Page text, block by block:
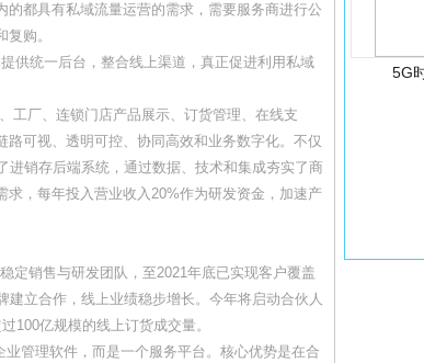
都具有私域流量运营的需求，需要服务商进行公
购。
统一后台，整合线上渠道，真正促进利用私域
厂、连锁门店产品展示、订货管理、在线支
可视、透明可控、协同高效和业务数字化。不仅
销存后端系统，通过数据、技术和集成夯实了商
，每年投入营业收入20%作为研发资金，加速产
销售与研发团队，至2021年底已实现客户覆盖
立合作，线上业绩稳步增长。今年将启动合伙人
100亿规模的线上订货成交量。
管理软件，而是一个服务平台。核心优势是在合
5G